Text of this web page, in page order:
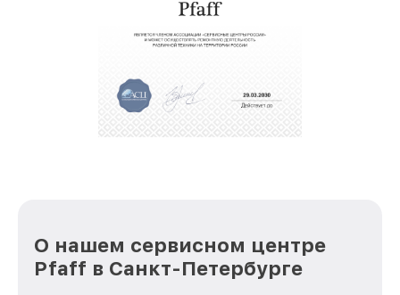
О нашем сервисном центре
Pfaff в Санкт-Петербурге